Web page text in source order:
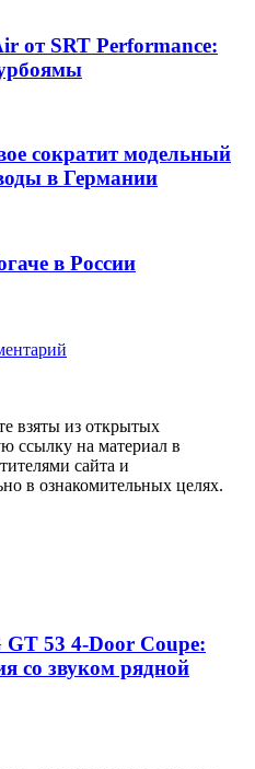
от SRT Performance:
сократит модельный
в Германии
в России
взяты из открытых
ссылку на материал в
сайта и
в ознакомительных целях.
GT 53 4-Door Coupe:
со звуком рядной